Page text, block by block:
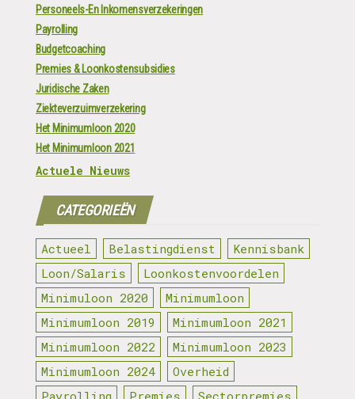
Personeels-En Inkomensverzekeringen
Payrolling
Budgetcoaching
Premies & Loonkostensubsidies
Juridische Zaken
Ziekteverzuimverzekering
Het Minimumloon 2020
Het Minimumloon 2021
Actuele Nieuws
CATEGORIEËN
Actueel Belastingdienst
Kennisbank
Loon/Salaris
Loonkostenvoordelen
Minimuloon 2020
Minimumloon
Minimumloon 2019
Minimumloon 2021
Minimumloon 2022
Minimumloon 2023
Minimumloon 2024
Overheid
Payrolling
Premies
Sectorpremies